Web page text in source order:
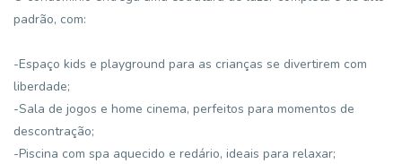
padrão, com:
-Espaço kids e playground para as crianças se divertirem com
liberdade;
-Sala de jogos e home cinema, perfeitos para momentos de
descontração;
-Piscina com spa aquecido e redário, ideais para relaxar;